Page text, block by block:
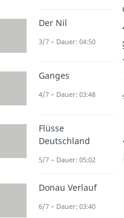
weil sie Temperaturen
erreichen kann. Das
Dichte der Teilchen
und die Gasmoleküle
bewegen, dass hohe
In der Thermosphäre
Raumschiffenauch
Der Nil
3/7 – Dauer: 04:50
Ganges
4/7 – Dauer: 03:48
Flüsse
Deutschland
5/7 – Dauer: 05:02
Donau Verlauf
6/7 – Dauer: 03:40